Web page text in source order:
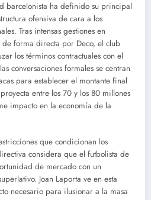
barcelonista ha definido su principal
ofensiva de cara a los
Tras intensas gestiones en
forma directa por Deco, el club
los términos contractuales con el
conversaciones formales se centran
para establecer el montante final
entre los 70 y los 80 millones
impacto en la economía de la
que condicionan los
considera que el futbolista de
de mercado con un
Joan Laporta ve en esta
necesario para ilusionar a la masa